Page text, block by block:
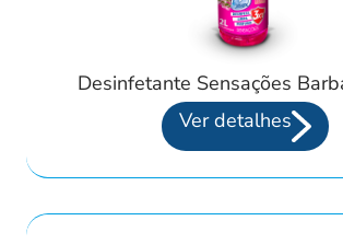
Desinfetante Sensações
Ver detalhes